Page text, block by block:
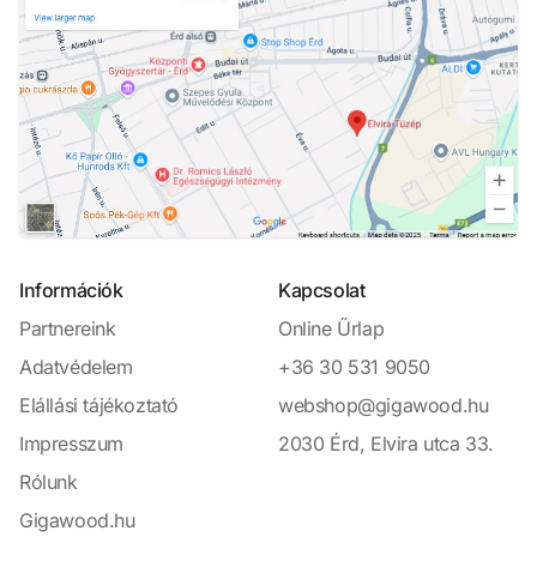
Információk
Partnereink
Adatvédelem
Elállási tájékoztató
Impresszum
Rólunk
Gigawood.hu
Kapcsolat
Online Űrlap
+36 30 531 9050
webshop@gigawood.hu
2030 Érd, Elvira utca 33.